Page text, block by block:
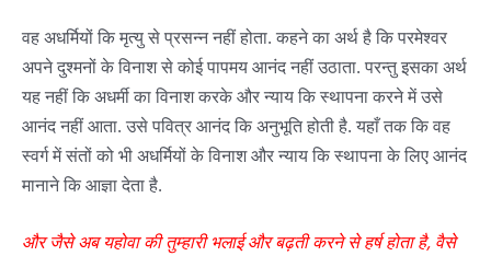
वह अधर्मियों कि मृत्यु से प्रसन्न नहीं होता. कहने का अर्थ है कि परमेश्वर
अपने दुश्मनों के विनाश से कोई पापमय आनंद नहीं उठाता. परन्तु इसका अर्थ
यह नहीं कि अधर्मी का विनाश करके और न्याय कि स्थापना करने में उसे
आनंद नहीं आता. उसे पवित्र आनंद कि अनुभूति होती है. यहाँ तक कि वह
स्वर्ग में संतों को भी अधर्मियों के विनाश और न्याय कि स्थापना के लिए आनंद
मानाने कि आज्ञा देता है.
और जैसे अब यहोवा की तुम्हारी भलाई और बढ़ती करने से हर्ष होता है, वैसे